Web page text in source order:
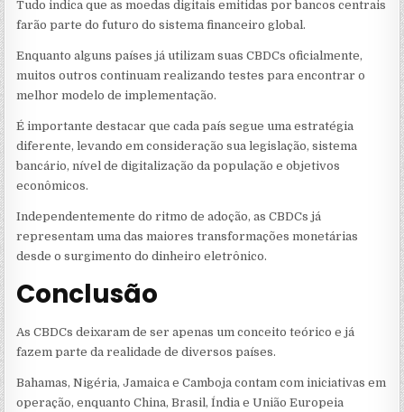
Tudo indica que as moedas digitais emitidas por bancos centrais
farão parte do futuro do sistema financeiro global.
Enquanto alguns países já utilizam suas CBDCs oficialmente,
muitos outros continuam realizando testes para encontrar o
melhor modelo de implementação.
É importante destacar que cada país segue uma estratégia
diferente, levando em consideração sua legislação, sistema
bancário, nível de digitalização da população e objetivos
econômicos.
Independentemente do ritmo de adoção, as CBDCs já
representam uma das maiores transformações monetárias
desde o surgimento do dinheiro eletrônico.
Conclusão
As CBDCs deixaram de ser apenas um conceito teórico e já
fazem parte da realidade de diversos países.
Bahamas, Nigéria, Jamaica e Camboja contam com iniciativas em
operação, enquanto China, Brasil, Índia e União Europeia